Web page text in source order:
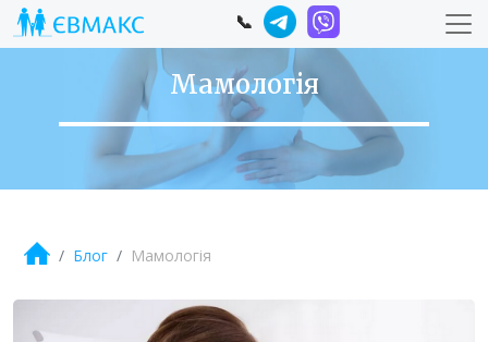
📞
Мамологія
Блог Мамологія